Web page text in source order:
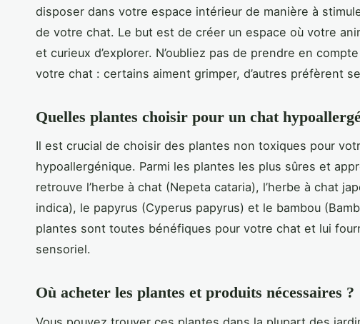
disposer dans votre espace intérieur de manière à
de votre chat. Le but est de créer un espace où votre
et curieux d’explorer. N’oubliez pas de prendre en
votre chat : certains aiment grimper, d’autres préfèrent
Quelles plantes choisir pour un chat
Il est crucial de choisir des plantes non toxiques pour
hypoallergénique. Parmi les plantes les plus sûres et
retrouve l’herbe à chat (Nepeta cataria), l’herbe à chat
indica), le papyrus (Cyperus papyrus) et le bambou
plantes sont toutes bénéfiques pour votre chat et lui
sensoriel.
Où acheter les plantes et produits nécessaires ?